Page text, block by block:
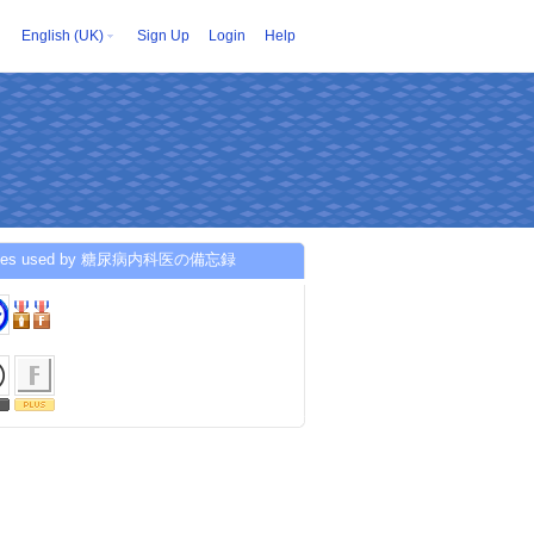
English (UK) Sign Up Login Help
used by 糖尿病内科医の備忘録